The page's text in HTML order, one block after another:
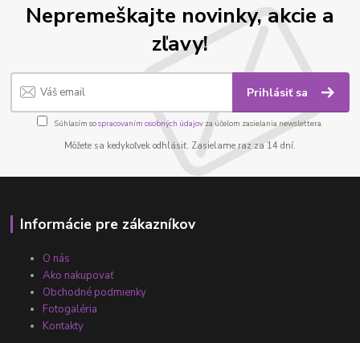
Nepremeškajte novinky, akcie a
zľavy!
Prihlásiť sa
Súhlasím sospracovaním osobných údajov za účelom zasielania newslettera.
Môžete sa kedykoľvek odhlásiť. Zasielame raz za 14 dní.
Informácie pre zákazníkov
O nás
Ako nakupovať
Obchodné podmienky
Fotogaléria
Kontakty